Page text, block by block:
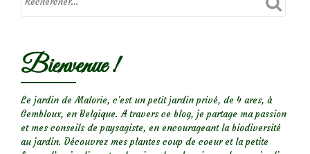
Bienvenue !
Le jardin de Malorie, c'est un petit jardin privé, de 4 ares, à
Gembloux, en Belgique. A travers ce blog, je partage ma passion
et mes conseils de paysagiste, en encourageant la biodiversité
au jardin. Découvrez mes plantes coup de coeur et la petite